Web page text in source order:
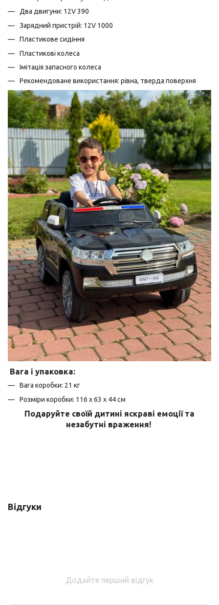
Два двигуни: 12V 390
Зарядний пристрій: 12V 1000
Пластикове сидіння
Пластикові колеса
Імітація запасного колеса
Рекомендоване використання: рівна, тверда поверхня
Вага і упаковка:
Вага коробки: 21 кг
Розміри коробки: 116 x 63 x 44 см
Подаруйте своїй дитині яскраві емоціїта
незабутні враження!
Відгуки
Додайте перший відгук